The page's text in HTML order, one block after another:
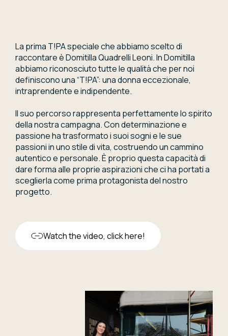
La prima T!PA speciale che abbiamo scelto di
raccontare è Domitilla Quadrelli Leoni. In Domitilla
abbiamo riconosciuto tutte le qualità che per noi
definiscono una “T!PA”: una donna eccezionale,
intraprendente e indipendente.
Il suo percorso rappresenta perfettamente lo spirito
della nostra campagna. Con determinazione e
passione ha trasformato i suoi sogni e le sue
passioni in uno stile di vita, costruendo un cammino
autentico e personale. È proprio questa capacità di
dare forma alle proprie aspirazioni che ci ha portati a
sceglierla come prima protagonista del nostro
progetto.
Watch the video, click here!